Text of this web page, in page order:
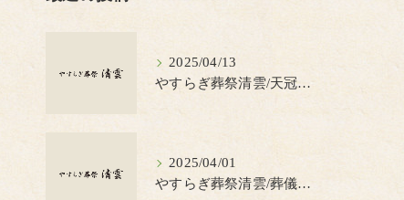
2025/04/13
やすらぎ葬祭清雲/天冠（てんかん）とは？
2025/04/01
やすらぎ葬祭清雲/葬儀の見積書について知っておきたいポイント